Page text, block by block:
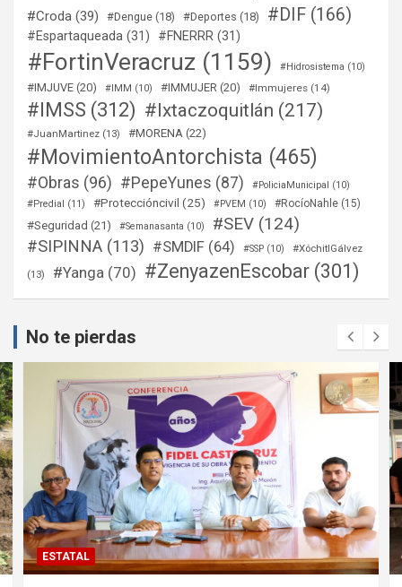
#Croda (39) #Dengue (18) #Deportes (18) #DIF (166)
#Espartaqueada (31) #FNERRR (31)
#FortinVeracruz (1159) #Hidrosistema (10)
#IMJUVE (20) #IMM (10) #IMMUJER (20) #Immujeres (14)
#IMSS (312) #Ixtaczoquitlán (217)
#JuanMartinez (13) #MORENA (22)
#MovimientoAntorchista (465)
#Obras (96) #PepeYunes (87) #PoliciaMunicipal (10)
#Predial (11) #Proteccióncivil (25) #PVEM (10) #RocíoNahle (15)
#Seguridad (21) #Semanasanta (10) #SEV (124)
#SIPINNA (113) #SMDIF (64) #SSP (10) #XóchitlGálvez
(13) #Yanga (70) #ZenyazenEscobar (301)
No te pierdas
ESTATAL